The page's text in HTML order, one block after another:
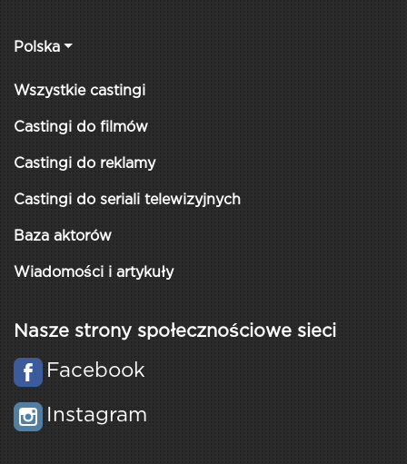
Polska
Wszystkie castingi
Castingi do filmów
Castingi do reklamy
Castingi do seriali telewizyjnych
Baza aktorów
Wiadomości i artykuły
Nasze strony społecznościowe sieci
Facebook
Instagram